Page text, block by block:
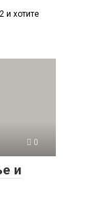
и хотите
0
и